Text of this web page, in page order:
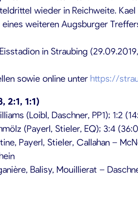
wieder in Reichweite.
weiteren Augsburger
in Straubing
sowie online unter https://
2:1, 1:1)
(Loibl, Daschner, PP1); 1:2
(Payerl, Stieler, EQ); 3:4
Payerl, Stieler, Callahan –
Balisy, Mouillierat –